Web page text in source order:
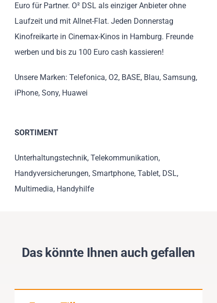
Euro für Partner. O² DSL als einziger Anbieter ohne
Laufzeit und mit Allnet-Flat. Jeden Donnerstag
Kinofreikarte in Cinemax-Kinos in Hamburg. Freunde
werben und bis zu 100 Euro cash kassieren!
Unsere Marken: Telefonica, O2, BASE, Blau, Samsung,
iPhone, Sony, Huawei
SORTIMENT
Unterhaltungstechnik, Telekommunikation,
Handyversicherungen, Smartphone, Tablet, DSL,
Multimedia, Handyhilfe
Das könnte Ihnen auch gefallen